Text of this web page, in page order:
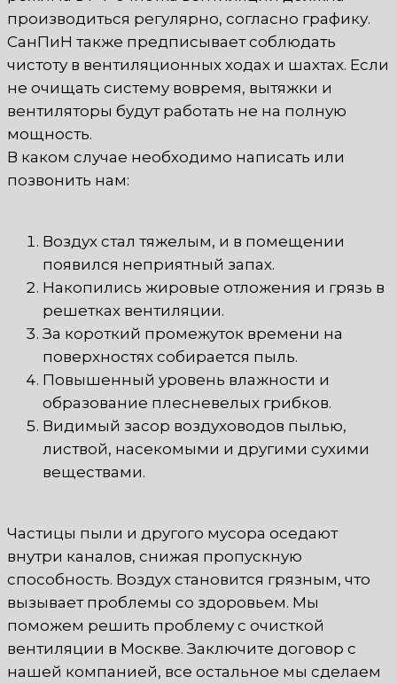
производиться регулярно, согласно графику.
СанПиН также предписывает соблюдать
чистоту в вентиляционных ходах и шахтах. Если
не очищать систему вовремя, вытяжки и
вентиляторы будут работать не на полную
мощность.
В каком случае необходимо написать или
позвонить нам:
Воздух стал тяжелым, и в помещении
появился неприятный запах.
Накопились жировые отложения и грязь в
решетках вентиляции.
За короткий промежуток времени на
поверхностях собирается пыль.
Повышенный уровень влажности и
образование плесневелых грибков.
Видимый засор воздуховодов пылью,
листвой, насекомыми и другими сухими
веществами.
Частицы пыли и другого мусора оседают
внутри каналов, снижая пропускную
способность. Воздух становится грязным, что
вызывает проблемы со здоровьем. Мы
поможем решить проблему с очисткой
вентиляции в Москве. Заключите договор с
нашей компанией, все остальное мы сделаем